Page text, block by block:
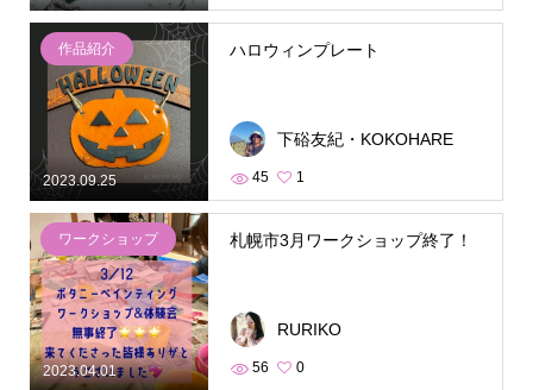
作品紹介
2023.09.25
ハロウィンプレート
下硲友紀・KOKOHARE
45 1
ワークショップ
2023.04.01
札幌市3月ワークショップ終了！
RURIKO
56 0